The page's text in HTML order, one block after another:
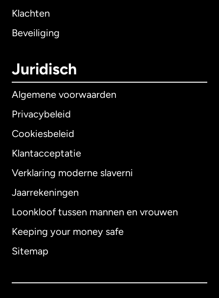
Klachten
Beveiliging
Juridisch
Algemene voorwaarden
Privacybeleid
Cookiesbeleid
Klantacceptatie
Verklaring moderne slaverni
Jaarrekeningen
Loonkloof tussen mannen en vrouwen
Keeping your money safe
Sitemap
Internationaal English
Australië